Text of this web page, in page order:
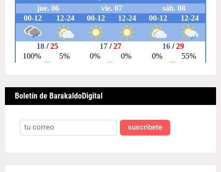
Boletín de BarakaldoDigital
suscríbete